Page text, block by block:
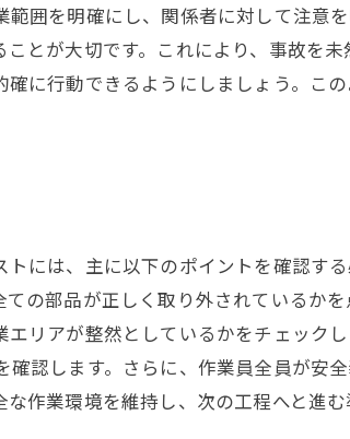
囲を明確にし、関係者に対して注意
とが大切です。これにより、事故を
に行動できるようにしましょう。こ
には、主に以下のポイントを確認す
の部品が正しく取り外されているか
リアが整然としているかをチェック
認します。さらに、作業員全員が安
作業環境を維持し、次の工程へと進む